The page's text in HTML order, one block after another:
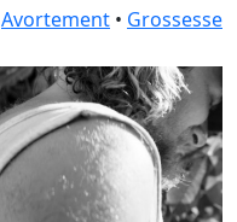
Avortement • Grossesse